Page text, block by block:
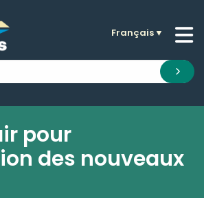
)
)
)
)
Français▼
pour
des nouveaux